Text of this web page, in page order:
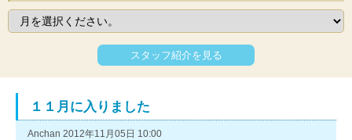
スタッフ紹介を見る
１１月に入りました
Anchan 2012年11月05日 10:00